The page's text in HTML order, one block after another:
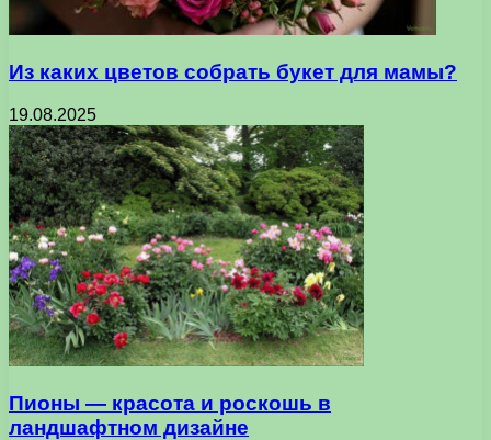
Из каких цветов собрать букет для мамы?
19.08.2025
Пионы — красота и роскошь в
ландшафтном дизайне